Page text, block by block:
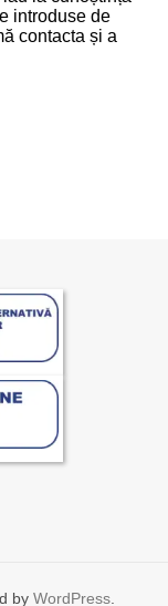
by WordPress.